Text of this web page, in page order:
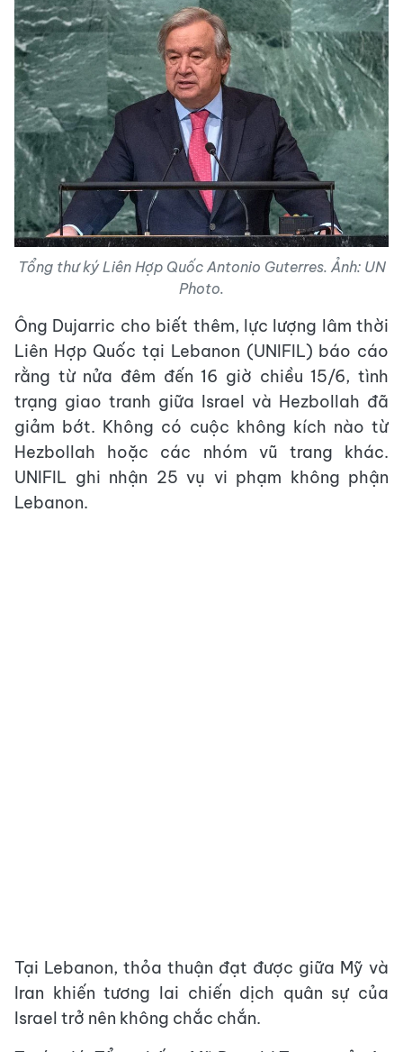
Tổng thư ký Liên Hợp Quốc Antonio Guterres. Ảnh: UN
Photo.
Ông Dujarric cho biết thêm, lực lượng lâm thời
Liên Hợp Quốc tại Lebanon (UNIFIL) báo cáo
rằng từ nửa đêm đến 16 giờ chiều 15/6, tình
trạng giao tranh giữa Israel và Hezbollah đã
giảm bớt. Không có cuộc không kích nào từ
Hezbollah hoặc các nhóm vũ trang khác.
UNIFIL ghi nhận 25 vụ vi phạm không phận
Lebanon.
Tại Lebanon, thỏa thuận đạt được giữa Mỹ và
Iran khiến tương lai chiến dịch quân sự của
Israel trở nên không chắc chắn.